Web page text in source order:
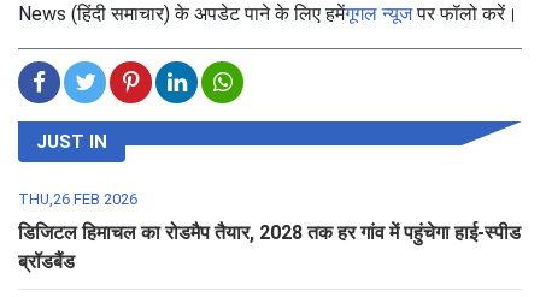
News (हिंदी समाचार) के अपडेट पाने के लिए हमेंगूगल न्यूजपर फॉलो करें।
JUST IN
THU,26 FEB 2026
डिजिटल हिमाचल का रोडमैप तैयार, 2028 तक हर गांव में पहुंचेगा हाई-स्पीड
ब्रॉडबैंड